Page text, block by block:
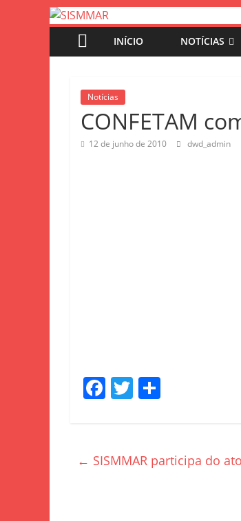
INÍCIO NOTÍCIAS
Notícias
CONFETAM
12 de junho de 2010 dwd_admin
F
e
T
er e
← SISMMAR participa do